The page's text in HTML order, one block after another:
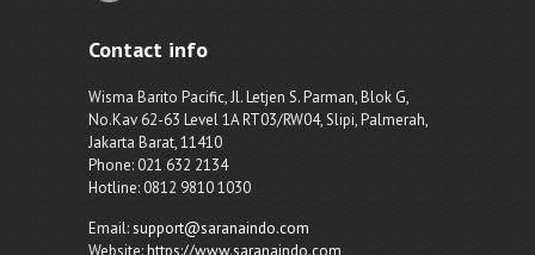
Contact info
Wisma Barito Pacific, Jl. Letjen S. Parman, Blok G,
No.Kav 62-63 Level 1A RT03/RW04, Slipi, Palmerah,
Jakarta Barat, 11410
Phone: 021 632 2134
Hotline: 0812 9810 1030
Email:support@saranaindo.com